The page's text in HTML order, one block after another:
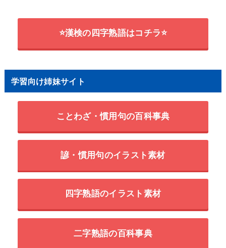
⭐漢検の四字熟語はコチラ⭐
学習向け姉妹サイト
ことわざ・慣用句の百科事典
諺・慣用句のイラスト素材
四字熟語のイラスト素材
二字熟語の百科事典